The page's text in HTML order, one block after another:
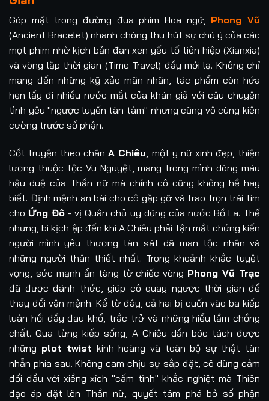
Góp mặt trong đường đua phim Hoa ngữ, Phong Vũ
(Ancient Bracelet) nhanh chóng thu hút sự chú ý của các
mọt phim nhờ kịch bản đan xen yếu tố tiên hiệp (Xianxia)
và vòng lặp thời gian (Time Travel) đầy mới lạ. Không chỉ
mang đến những kỹ xảo mãn nhãn, tác phẩm còn hứa
hẹn lấy đi nhiều nước mắt của khán giả với câu chuyện
tình yêu "ngược luyến tàn tâm" nhưng cũng vô cùng kiên
cường trước số phận.
Cốt truyện theo chânA Chiêu , một y nữ xinh đẹp, thiện
lương thuộc tộc Vu Nguyệt, mang trong mình dòng máu
hậu duệ của Thần nữ mà chính cô cũng không hề hay
biết. Định mệnh an bài cho cô gặp gỡ và trao trọn trái tim
cho Ứng Đô - vị Quân chủ uy dũng của nước Bồ La. Thế
nhưng, bi kịch ập đến khi A Chiêu phải tận mắt chứng kiến
người mình yêu thương tàn sát dã man tộc nhân và
những người thân thiết nhất. Trong khoảnh khắc tuyệt
vọng, sức mạnh ẩn tàng từ chiếc vòng Phong Vũ Trạc
đã được đánh thức, giúp cô quay ngược thời gian để
thay đổi vận mệnh. Kể từ đây, cả hai bị cuốn vào ba kiếp
luân hồi đầy đau khổ, trắc trở và những hiểu lầm chồng
chất. Qua từng kiếp sống, A Chiêu dần bóc tách được
những plot twist kinh hoàng và toàn bộ sự thật tàn
nhẫn phía sau. Không cam chịu sự sắp đặt, cô dũng cảm
đối đầu với xiềng xích "cấm tình" khắc nghiệt mà Thiên
đạo áp đặt lên Thần nữ, quyết tâm phá bỏ số phận